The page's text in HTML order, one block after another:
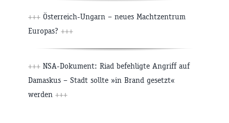
+++ Österreich-Ungarn – neues Machtzentrum
Europas? +++
+++ NSA-Dokument: Riad befehligte Angriff auf
Damaskus – Stadt sollte »in Brand gesetzt«
werden +++